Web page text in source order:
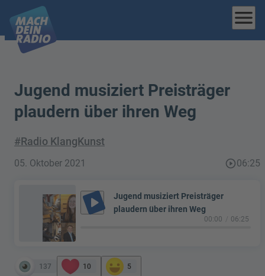
menu
Jugend musiziert Preisträger
plaudern über ihren Weg
#Radio KlangKunst
05. Oktober 2021 play_circle_outline06:25
play_arrow
Jugend musiziert Preisträger
plaudern über ihren Weg
00:00 06:25
137 10 5